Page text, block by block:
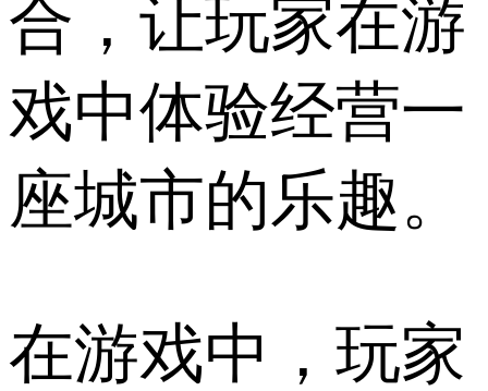
合，让玩家在游
戏中体验经营一
座城市的乐趣。
在游戏中，玩家